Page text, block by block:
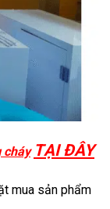
cháy TẠI ĐÂY
mua sản phẩm